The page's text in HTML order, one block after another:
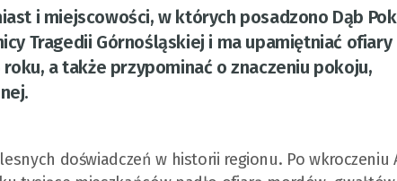
i miejscowości, w których posadzono Dąb
Tragedii Górnośląskiej i ma upamiętniać ofiary
a także przypominać o znaczeniu pokoju,
doświadczeń w historii regionu. Po wkroczeniu